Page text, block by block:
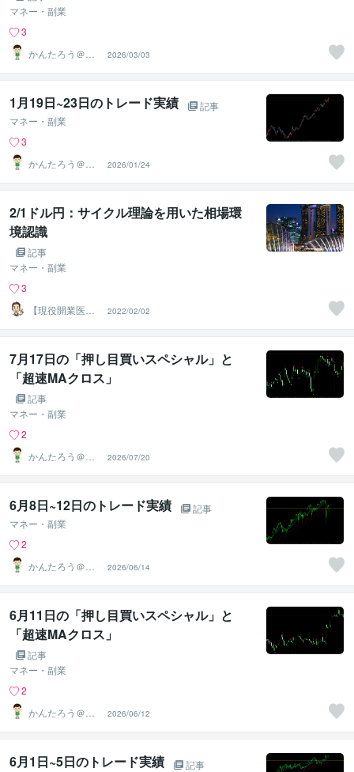
マネー・副業
3
かんたろう＠か
んたんFX
2026/03/03
1月19日~23日のトレード実績
記事
マネー・副業
3
かんたろう＠か
んたんFX
2026/01/24
2/1ドル円：サイクル理論を用いた相場環
境認識
記事
マネー・副業
3
【現役開業医ト
レーダー】ドク
ターFX
2022/02/02
7月17日の「押し目買いスペシャル」と
「超速MAクロス」
記事
マネー・副業
2
かんたろう＠か
んたんFX
2026/07/20
6月8日~12日のトレード実績
記事
マネー・副業
2
かんたろう＠か
んたんFX
2026/06/14
6月11日の「押し目買いスペシャル」と
「超速MAクロス」
記事
マネー・副業
2
かんたろう＠か
んたんFX
2026/06/12
6月1日~5日のトレード実績
記事